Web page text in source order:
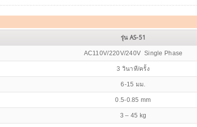
รุ่น AS-51
AC110V/220V/240V Single Phase
3 วินาที/ครั้ง
6-15 มม.
0.5-0.85 mm
3 – 45 kg